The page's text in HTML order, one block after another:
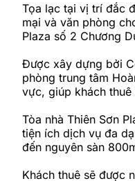
Tọa lạc tại vị trí đắc
mại và văn phòng
Plaza số 2 Chương
Được xây dựng bởi
phòng trung tâm
vực, giúp khách
Tòa nhà Thiên Sơn
tiện ích dịch vụ đa
đến nguyên sàn
Khách thuê sẽ được